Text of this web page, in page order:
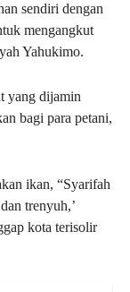
sendiri dengan
mengangkut
Yahukimo.
yang dijamin
bagi para petani,
ikan, “Syarifah
trenyuh,’
kota terisolir